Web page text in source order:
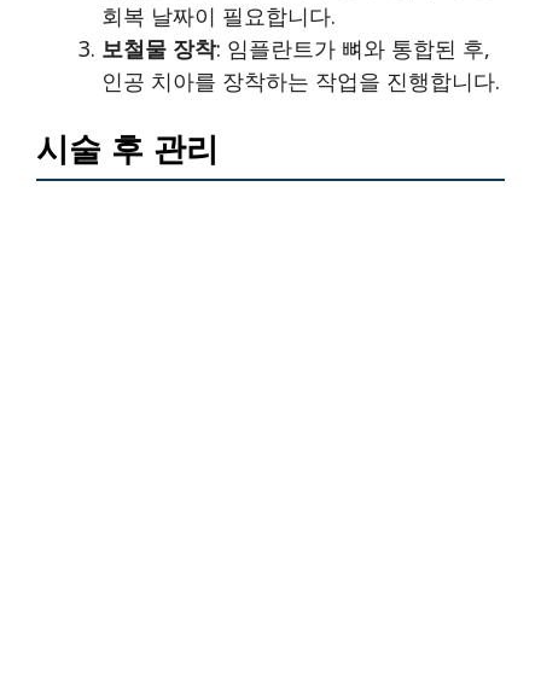
회복 날짜이 필요합니다.
보철물 장착: 임플란트가 뼈와 통합된 후,
인공 치아를 장착하는 작업을 진행합니다.
시술 후 관리